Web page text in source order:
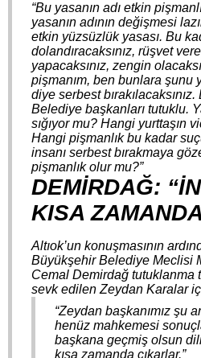
“Bu yasanın adı etkin
yasanın adının değişmesi
etkin yüzsüzlük yasası. Bu
dolandıracaksınız, rüşvet
yapacaksınız, zengin
pişmanım, ben bunlara şunu
diye serbest
Belediye başkanları tutuklu.
sığıyor mu? Hangi yurttaşın
Hangi pişmanlık bu kadar
insanı serbest bırakmaya
pişmanlık olur mu?”
DEMİRDAĞ:
KISA
Altıok’un konuşmasının
Büyükşehir Belediye Meclisi
Cemal Demirdağ tutuklanma
sevk edilen Zeydan Karalar
“Zeydan başkanımız şu
henüz mahkemesi
başkana geçmiş olsun
kısa zamanda çıkarlar.”